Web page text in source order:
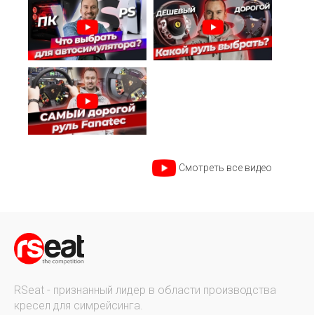
Смотреть все видео
RSeat - признанный лидер в области производства
кресел для симрейсинга.